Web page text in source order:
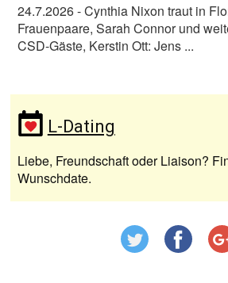
24.7.2026- Cynthia Nixon traut in
Frauenpaare, Sarah Connor und
CSD-Gäste, Kerstin Ott: Jens ...
L-Dating
Liebe, Freundschaft oder Liaison?
Wunschdate.